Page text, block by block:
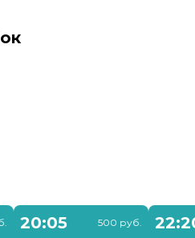
20:05
500 руб.